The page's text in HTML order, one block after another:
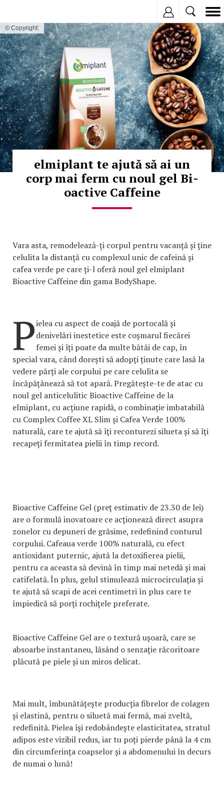
© Copyright:
elmiplant te ajută să ai un
corp mai ferm cu noul gel Bi-
oactive Caffeine
Vara asta, remodelează-ți corpul pentru vacanță și ține
celulita la distanță cu complexul unic de cafeină și
cafea verde pe care ți-l oferă noul gel elmiplant
Bioactive Caffeine din gama BodyShape.
Pielea cu aspect de coajă de portocală și
denivelări inestetice este coșmarul fiecărei
femei și îți poate da multe bătăi de cap, în
special vara, când dorești să adopți ținute care lasă la
vedere părți ale corpului pe care celulita se
încăpățânează să tot apară. Pregătește-te de atac cu
noul gel anticelulitic Bioactive Caffeine de la
elmiplant, cu acțiune rapidă, o combinație imbatabilă
cu Complex Coffee XL Slim și Cafea Verde 100%
naturală, care te ajută să îți reconturezi silueta și să îți
recapeți fermitatea pielii în timp record.
Bioactive Caffeine Gel (preț estimativ de 23.30 de lei)
are o formulă inovatoare ce acționează direct asupra
zonelor cu depuneri de grăsime, redefinind conturul
corpului. Cafeaua verde 100% naturală, cu efect
antioxidant puternic, ajută la detoxifierea pielii,
pentru ca aceasta să devină în timp mai netedă și mai
catifelată. În plus, gelul stimulează microcirculația și
te ajută să scapi de acei centimetri în plus care te
împiedică să porți rochițele preferate.
Bioactive Caffeine Gel are o textură ușoară, care se
absoarbe instantaneu, lăsând o senzație răcoritoare
plăcută pe piele și un miros delicat.
Mai mult, îmbunătățește producția fibrelor de colagen
și elastină, pentru o siluetă mai fermă, mai zveltă,
redefinită. Pielea își redobândește elasticitatea, stratul
adipos este vizibil redus, iar tu poți pierde până la 4 cm
din circumferința coapselor și a abdomenului în decurs
de numai o lună!